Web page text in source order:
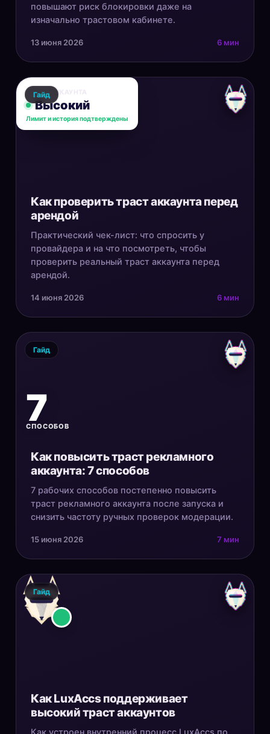
повышают риск блокировки даже на
изначально трастовом кабинете.
13 июня 2026 6 мин
ТРАСТ АККАУНТА
Высокий
Лимит и история подтверждены
Гайд
Как проверить траст аккаунта перед
арендой
Практический чек-лист: что спросить у
провайдера и на что посмотреть, чтобы
проверить реальный траст аккаунта перед
арендой.
14 июня 2026 6 мин
7
СПОСОБОВ
Гайд
Как повысить траст рекламного
аккаунта: 7 способов
7 рабочих способов постепенно повысить
траст рекламного аккаунта после запуска и
снизить частоту ручных проверок модерации.
15 июня 2026 7 мин
Гайд
Как LuxAccs поддерживает
высокий траст аккаунтов